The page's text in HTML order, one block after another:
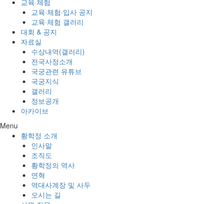
교육·체험
교육·체험·입사 공지
교육·체험 갤러리
대회 & 공지
자료실
수상내역(갤러리)
전국사정소개
국궁관련 유튜브
국궁지식
갤러리
정보공개
아카이브
Menu
황학정 소개
인사말
조직도
황학정의 역사
연혁
역대사계장 및 사두
오시는 길